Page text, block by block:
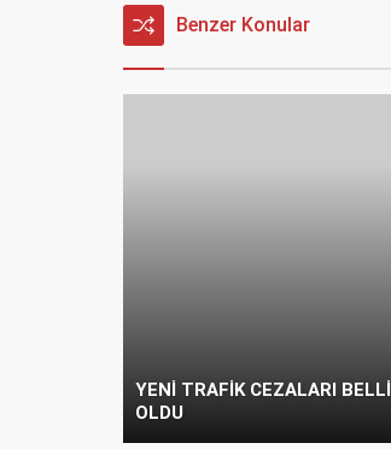
Benzer Konular
YENİ TRAFİK CEZALARI BELLİ
OLDU